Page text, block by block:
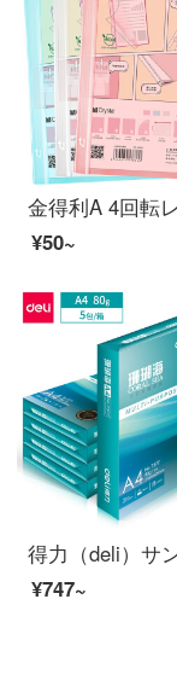
¥50~
¥747~